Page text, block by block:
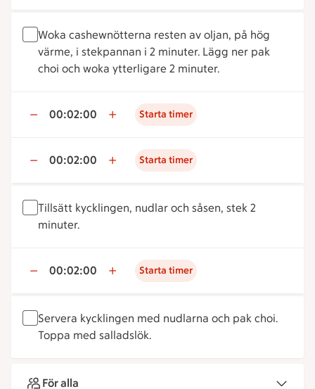
Woka cashewnötterna resten av oljan, på hög
värme, i stekpannan i 2 minuter. Lägg ner pak
choi och woka ytterligare 2 minuter.
00:02:00 Starta timer
00:02:00 Starta timer
Tillsätt kycklingen, nudlar och såsen, stek 2
minuter.
00:02:00 Starta timer
Servera kycklingen med nudlarna och pak choi.
Toppa med salladslök.
För alla